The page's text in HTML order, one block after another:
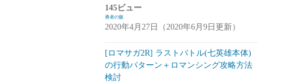
リーグ・オブ・ワンダーランド(リグワ
ン)(20)
攻略(14)
雑談
145ビュー
勇者の飯
2020年4月27日（2020年6月9日更新）
[ロマサガ2R] ラストバトル(七英雄本体)
の行動パターン＋ロマンシング攻略方法
検討